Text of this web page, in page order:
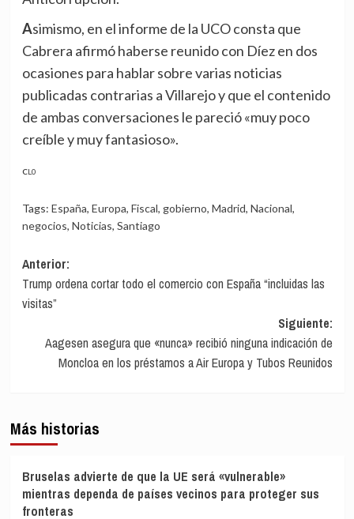
Asimismo, en el informe de la UCO consta que
Cabrera afirmó haberse reunido con Díez en dos
ocasiones para hablar sobre varias noticias
publicadas contrarias a Villarejo y que el contenido
de ambas conversaciones le pareció «muy poco
creíble y muy fantasioso».
CL0
Tags: España, Europa, Fiscal, gobierno, Madrid, Nacional,
negocios, Noticias, Santiago
Navegación
de
entradas
Anterior:
Trump ordena cortar todo el comercio con España “incluidas las
visitas”
Siguiente:
Aagesen asegura que «nunca» recibió ninguna indicación de
Moncloa en los préstamos a Air Europa y Tubos Reunidos
Más historias
Bruselas advierte de que la UE será «vulnerable»
mientras dependa de países vecinos para proteger sus
fronteras